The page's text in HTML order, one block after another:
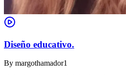
Diseño educativo.
By margothamador1